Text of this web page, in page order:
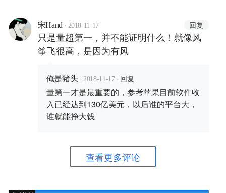
宋Hand · 2018-11-17 回复
只是量超第一，并不能证明什么！就像风
筝飞很高，是因为有风
俺是猪头 · 2018-11-17 · 回复
量第一才是最重要的，参考苹果目前软件收
入已经达到130亿美元，以后谁的平台大，
谁就能挣大钱
查看更多评论